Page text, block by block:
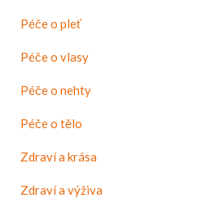
Péče o pleť
Péče o vlasy
Péče o nehty
Péče o tělo
Zdraví a krása
Zdraví a výživa